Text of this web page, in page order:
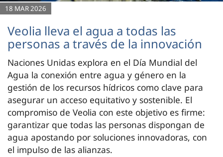
18 MAR 2026
Veolia lleva el agua a todas las
personas a través de la innovación
Naciones Unidas explora en el Día Mundial del
Agua la conexión entre agua y género en la
gestión de los recursos hídricos como clave para
asegurar un acceso equitativo y sostenible. El
compromiso de Veolia con este objetivo es firme:
garantizar que todas las personas dispongan de
agua apostando por soluciones innovadoras, con
el impulso de las alianzas.